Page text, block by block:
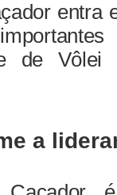
entra
de
a